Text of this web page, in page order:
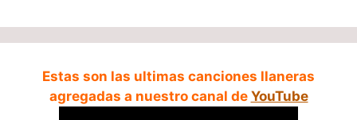
Estas son las ultimas canciones llaneras
agregadas a nuestro canal de YouTube